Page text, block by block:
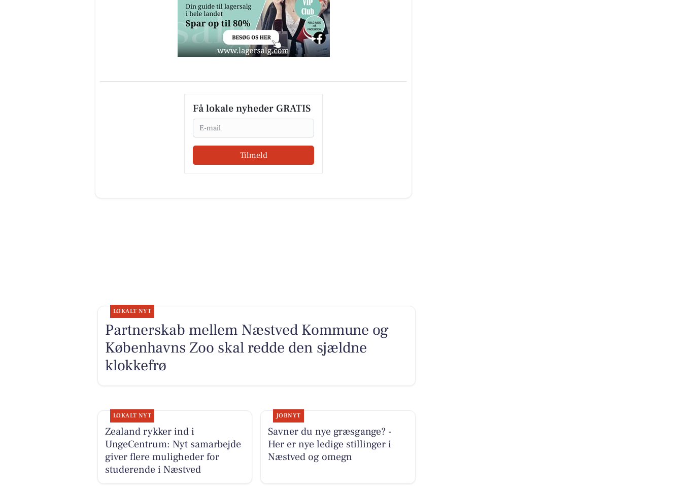
Få lokale nyheder GRATIS
Email
Tilmeld
LOKALT NYT
Partnerskab mellem Næstved Kommune og
Københavns Zoo skal redde den sjældne
klokkefrø
LOKALT NYT
Zealand rykker ind i
UngeCentrum: Nyt samarbejde
giver flere muligheder for
studerende i Næstved
JOBNYT
Savner du nye græsgange? -
Her er nye ledige stillinger i
Næstved og omegn